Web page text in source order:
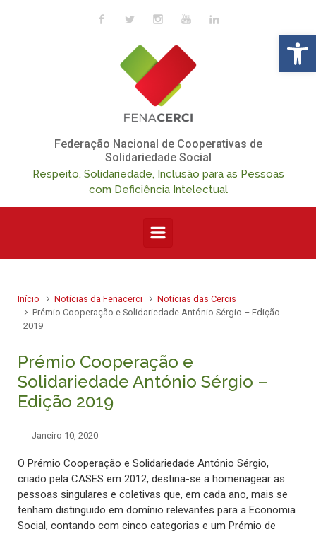
Skip to main content
Federação Nacional de Cooperativas de
Solidariedade Social
Respeito, Solidariedade, Inclusão para as Pessoas
com Deficiência Intelectual
Início Notícias da Fenacerci
Notícias das Cercis
Prémio Cooperação e Solidariedade António Sérgio – Edição
2019
Prémio Cooperação e
Solidariedade António Sérgio –
Edição 2019
Janeiro 10, 2020
O Prémio Cooperação e Solidariedade António Sérgio,
criado pela CASES em 2012, destina-se a homenagear as
pessoas singulares e coletivas que, em cada ano, mais se
tenham distinguido em domínio relevantes para a Economia
Social, contando com cinco categorias e um Prémio de